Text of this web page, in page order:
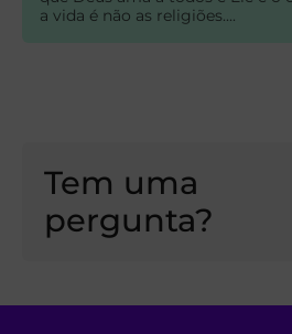
a vida é não as religiões....
Tem uma
pergunta?